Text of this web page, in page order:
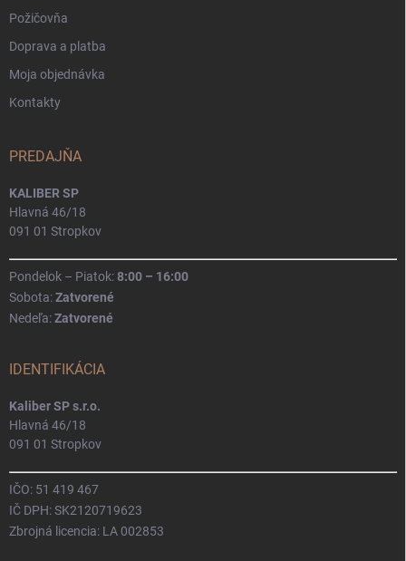
Požičovňa
Doprava a platba
Moja objednávka
Kontakty
PREDAJŇA
KALIBER SP
Hlavná 46/18
091 01 Stropkov
Pondelok – Piatok:8:00 – 16:00
Sobota:Zatvorené
Nedeľa:Zatvorené
IDENTIFIKÁCIA
Kaliber SP s.r.o.
Hlavná 46/18
091 01 Stropkov
IČO: 51 419 467
IČ DPH: SK2120719623
Zbrojná licencia: LA 002853